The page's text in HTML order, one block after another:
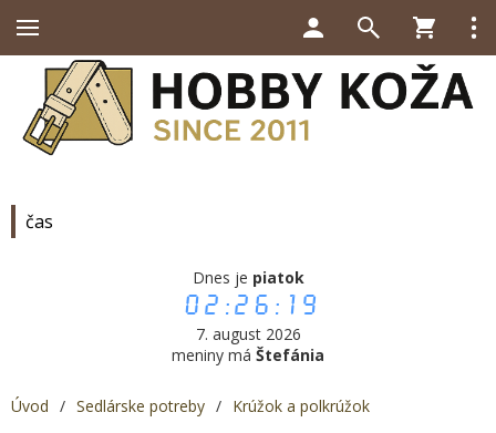
čas
Dnes je piatok
02:26:19
7. august 2026
meniny má Štefánia
Úvod / Sedlárske potreby / Krúžok a polkrúžok